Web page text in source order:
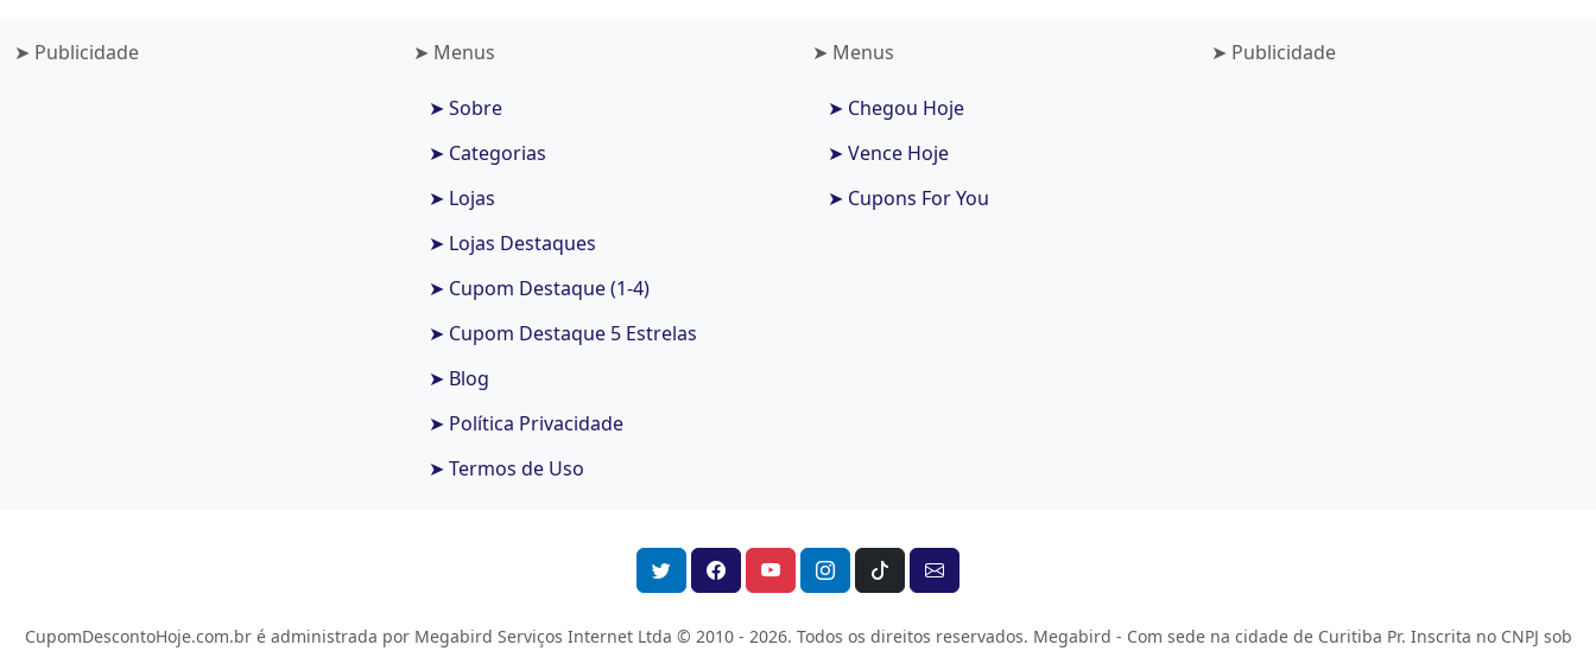
➤ Publicidade ➤ Menus
➤ Sobre
➤ Categorias
➤ Lojas
➤ Lojas Destaques
➤ Cupom Destaque (1-4)
➤ Cupom Destaque 5 Estrelas
➤ Blog
➤ Política Privacidade
➤ Termos de Uso
➤ Menus
➤ Chegou Hoje
➤ Vence Hoje
➤ Cupons For You
➤ Publicidade
CupomDescontoHoje.com.br é administrada por Megabird Serviços Internet Ltda © 2010 - 2026. Todos os direitos reservados. Megabird - Com sede na cidade de Curitiba Pr. Inscrita no CNPJ sob